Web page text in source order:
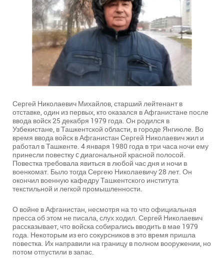
Сергей Николаевич Михайлов, старший лейтенант в
отставке, один из первых, кто оказался в Афганистане после
ввода войск 25 декабря 1979 года. Он родился в
Узбекистане, в Ташкентской области, в городе Янгиюле. Во
время ввода войск в Афганистан Сергей Николаевич жил и
работал в Ташкенте. 4 января 1980 года в три часа ночи ему
принесли повестку c диагональной красной полосой.
Повестка требовала явиться в любой час дня и ночи в
военкомат. Было тогда Сергею Николаевичу 28 лет. Он
окончил военную кафедру Ташкентского института
текстильной и легкой промышленности.
О войне в Афганистан, несмотря на то что официальная
пресса об этом не писала, слух ходил. Сергей Николаевич
рассказывает, что войска собирались вводить в мае 1979
года. Некоторым из его сокурсников в это время пришла
повестка. Их направили на границу в полном вооружении, но
потом отпустили в запас.